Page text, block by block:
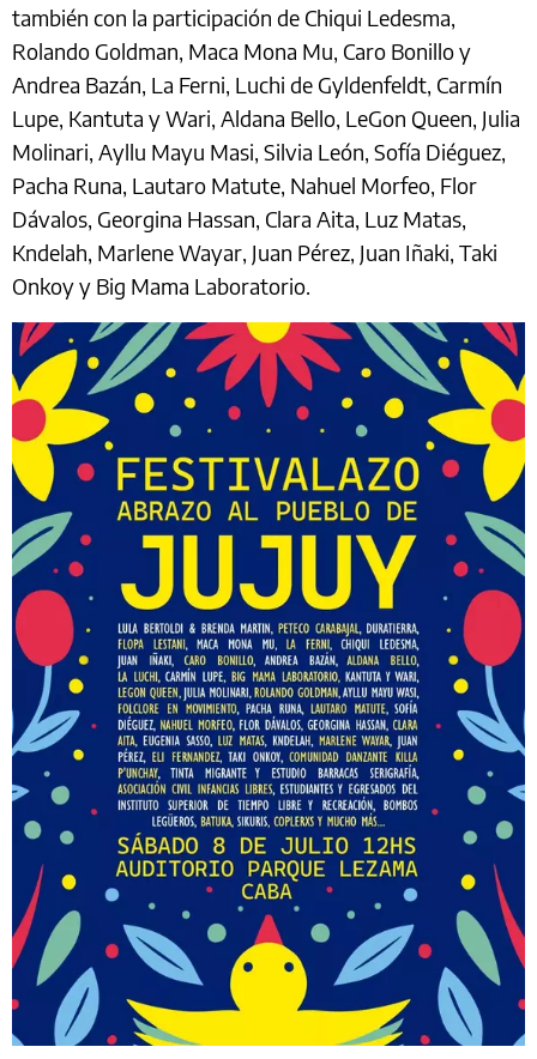
también con la participación de Chiqui Ledesma,
Rolando Goldman, Maca Mona Mu, Caro Bonillo y
Andrea Bazán, La Ferni, Luchi de Gyldenfeldt, Carmín
Lupe, Kantuta y Wari, Aldana Bello, LeGon Queen, Julia
Molinari, Ayllu Mayu Masi, Silvia León, Sofía Diéguez,
Pacha Runa, Lautaro Matute, Nahuel Morfeo, Flor
Dávalos, Georgina Hassan, Clara Aita, Luz Matas,
Kndelah, Marlene Wayar, Juan Pérez, Juan Iñaki, Taki
Onkoy y Big Mama Laboratorio.